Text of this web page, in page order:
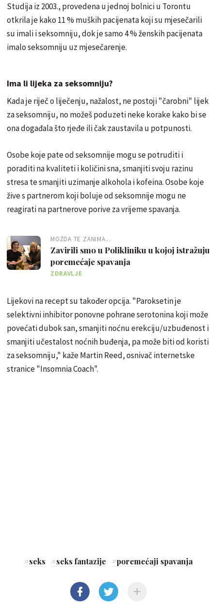
Studija iz 2003., provedena u jednoj bolnici u Torontu
otkrila je kako 11 % muških pacijenata koji su mjesečarili
su imali i seksomniju, dok je samo 4 % ženskih pacijenata
imalo seksomniju uz mjesečarenje.
Ima li lijeka za seksomniju?
Kada je riječ o liječenju, nažalost, ne postoji "čarobni" lijek
za seksomniju, no možeš poduzeti neke korake kako bi se
ona događala što rjeđe ili čak zaustavila u potpunosti.
Osobe koje pate od seksomnije mogu se potruditi i
poraditi na kvaliteti i količini sna, smanjiti svoju razinu
stresa te smanjiti uzimanje alkohola i kofeina. Osobe koje
žive s partnerom koji boluje od seksomnije mogu ne
reagirati na partnerove porive za vrijeme spavanja.
MOŽDA TE ZANIMA...
Zavirili smo u Polikliniku u kojoj istražuju
poremećaje spavanja
ZDRAVLJE
Lijekovi na recept su također opcija. "Paroksetin je
selektivni inhibitor ponovne pohrane serotonina koji može
povećati dubok san, smanjiti noćnu erekciju/uzbuđenost i
smanjiti učestalost noćnih buđenja, pa može biti od koristi
za seksomniju," kaže Martin Reed, osnivač internetske
stranice "Insomnia Coach".
#seks #seks fantazije #poremećaji spavanja